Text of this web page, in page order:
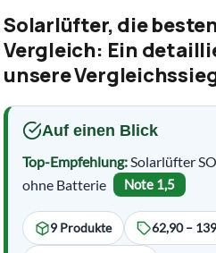
Solarlüfter, die
Vergleich: Ein
unsere
Auf einen Blick
Top-Empfehlung:Solarlüfter
ohne Batterie
Note 1,5
9 Produkte 62,90 –